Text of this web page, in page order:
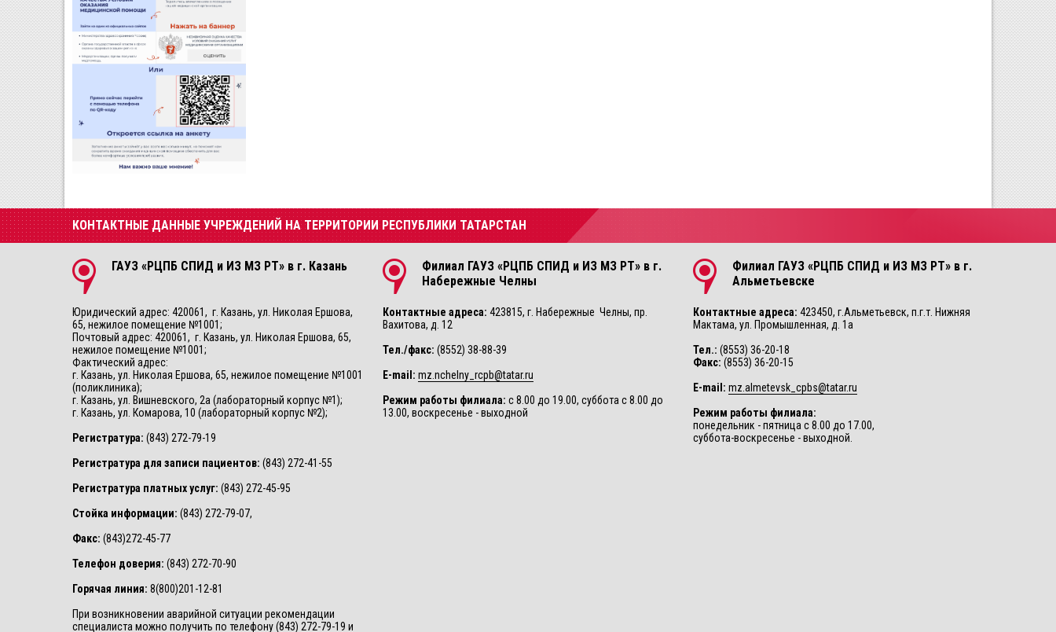
КОНТАКТНЫЕ ДАННЫЕ УЧРЕЖДЕНИЙ НА ТЕРРИТОРИИ РЕСПУБЛИКИ ТАТАРСТАН
ГАУЗ «РЦПБ СПИД и ИЗ МЗ РТ» в г. Казань
Юридический адрес: 420061, г. Казань, ул. Николая Ершова,
65, нежилое помещение №1001;
Почтовый адрес: 420061, г. Казань, ул. Николая Ершова, 65,
нежилое помещение №1001;
Фактический адрес:
г. Казань, ул. Николая Ершова, 65, нежилое помещение №1001
(поликлиника);
г. Казань, ул. Вишневского, 2а (лабораторный корпус №1);
г. Казань, ул. Комарова, 10 (лабораторный корпус №2);
Регистратура: (843) 272-79-19
Регистратура для записи пациентов: (843) 272-41-55
Регистратура платных услуг: (843) 272-45-95
Стойка информации: (843) 272-79-07,
Факс: (843)272-45-77
Телефон доверия: (843) 272-70-90
Горячая линия: 8(800)201-12-81
При возникновении аварийной ситуации рекомендации
специалиста можно получить по телефону (843) 272-79-19 и
Филиал ГАУЗ «РЦПБ СПИД и ИЗ МЗ РТ» в г.
Набережные Челны
Контактные адреса: 423815, г. Набережные Челны, пр.
Вахитова, д. 12
Тел./факс: (8552) 38-88-39
E-mail: mz.nchelny_rcpb@tatar.ru
Режим работы филиала: с 8.00 до 19.00, суббота с 8.00 до
13.00, воскресенье - выходной
Филиал ГАУЗ «РЦПБ СПИД и ИЗ МЗ РТ» в г.
Альметьевске
Контактные адреса: 423450, г.Альметьевск, п.г.т. Нижняя
Мактама, ул. Промышленная, д. 1а
Тел.: (8553) 36-20-18
Факс: (8553) 36-20-15
E-mail: mz.almetevsk_cpbs@tatar.ru
Режим работы филиала:
понедельник - пятница с 8.00 до 17.00,
суббота-воскресенье - выходной.